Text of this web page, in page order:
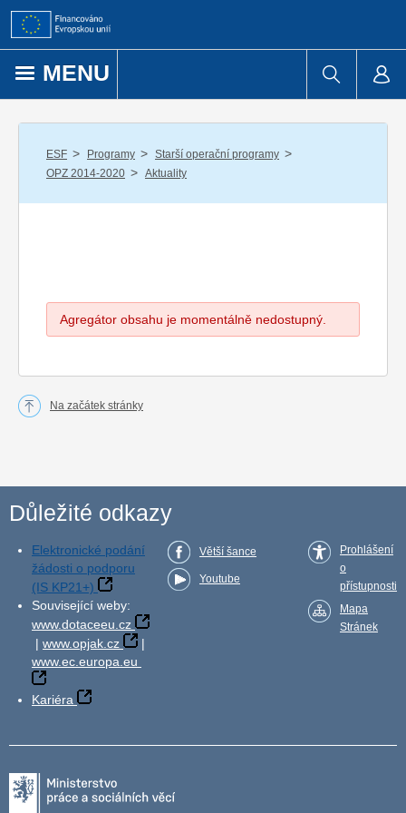
Přejít k obsahu
MENU
ESF / Programy / Starší operační programy /
OPZ 2014-2020 / Aktuality
Agregátor obsahu je momentálně nedostupný.
Na začátek stránky
Důležité odkazy
Elektronické podání
žádosti o podporu
(IS KP21+)
Související weby:
www.dotaceeu.cz
| www.opjak.cz
|
www.ec.europa.eu
Kariéra
Větší šance
Youtube
Prohlášení
o
přístupnosti
Mapa
Stránek